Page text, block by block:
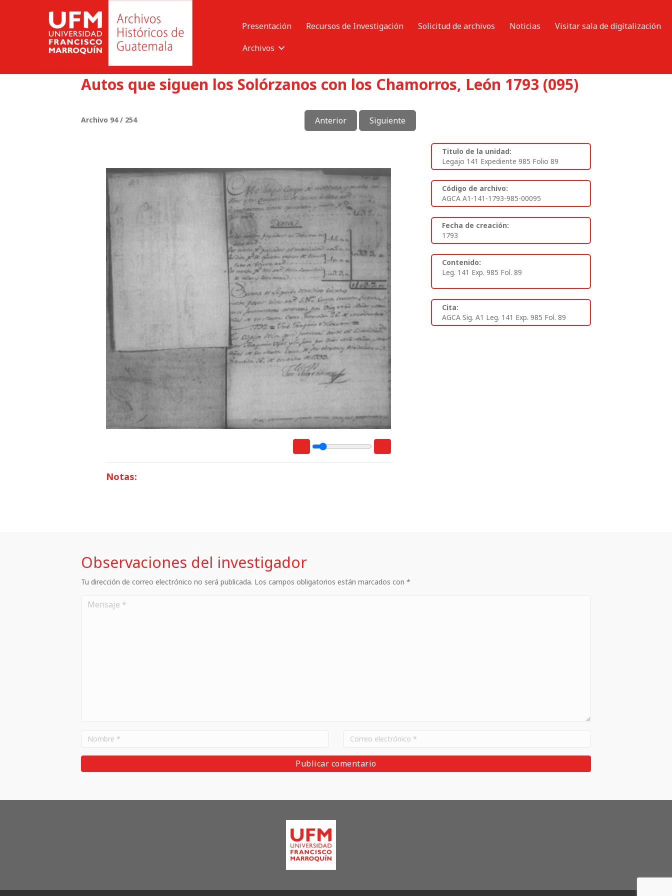
Presentación Recursos de Investigación Solicitud de archivos Noticias
Visitar sala de digitalización
Archivos
Autos que siguen los Solórzanos con los Chamorros, León 1793 (095)
Archivo 94 / 254 Anterior Siguiente
Notas:
Titulo de la unidad:
Legajo 141 Expediente 985 Folio 89
Código de archivo:
AGCA A1-141-1793-985-00095
Fecha de creación:
1793
Contenido:
Leg. 141 Exp. 985 Fol. 89
Cita:
AGCA Sig. A1 Leg. 141 Exp. 985 Fol. 89
Observaciones del investigador
Tu dirección de correo electrónico no será publicada. Los campos obligatorios están marcados con *